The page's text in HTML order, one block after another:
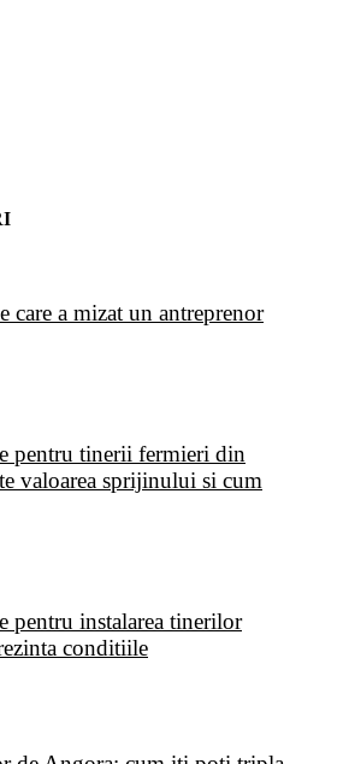
care a mizat un antreprenor
pentru tinerii fermieri din
valoarea sprijinului si cum
pentru instalarea tinerilor
conditiile